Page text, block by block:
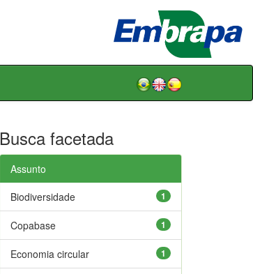
Busca facetada
Assunto
1
Biodiversidade
1
Copabase
1
Economia circular